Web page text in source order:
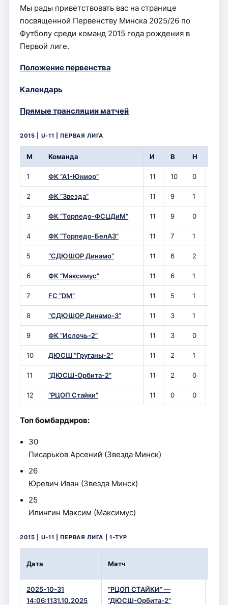
Мы рады приветствовать вас на странице
посвященной Первенству Минска 2025/26 по
Футболу среди команд 2015 года рождения в
Первой лиге.
Положение первенства
Календарь
Прямые трансляции матчей
2015 | U-11 | ПЕРВАЯ ЛИГА
М Команда И В Н
1 ФК “А1-Юниор” 11 10 0
2 ФК “Звезда” 11 9 1
3 ФК “Торпедо-ФСЦДиМ” 11 9 0
4 ФК “Торпедо-БелАЗ” 11 7 1
5 “СДЮШОР Динамо” 11 6 2
6 ФК “Максимус” 11 6 1
7 FC “DM” 11 5 1
8 “СДЮШОР Динамо-3” 11 3 1
9 ФК “Ислочь-2” 11 3 0
10 ДЮСШ “Груганы-2” 11 2 1
11 “ДЮСШ-Орбита-2” 11 2 0
12 “РЦОП Стайки” 11 0 0
Топ бомбардиров:
30
Писарьков Арсений (Звезда Минск)
26
Юревич Иван (Звезда Минск)
25
Илингин Максим (Максимус)
2015 | U-11 | ПЕРВАЯ ЛИГА | 1-ТУР
Дата Матч
2025-10-31
14:06:1131.10.2025
“РЦОП СТАЙКИ” —
“ДЮСШ-Орбита-2”